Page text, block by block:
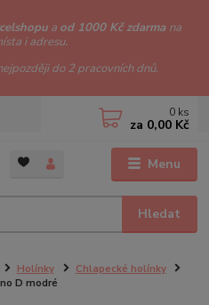
a od 1000 Kč zdarma na
i adresu.
do 2 pracovních dnů.
Menu
Hledat
0 ks
za 0,00 Kč
Holínky
Chlapecké holínky
D modré